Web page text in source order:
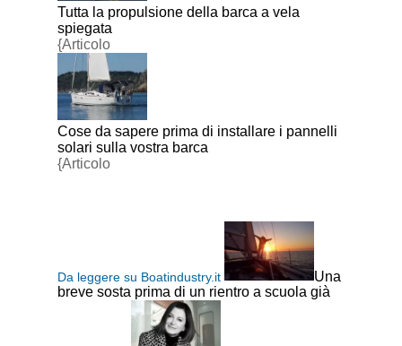
Tutta la propulsione della barca a vela
spiegata
{Articolo
Cose da sapere prima di installare i pannelli
solari sulla vostra barca
{Articolo
Da leggere su Boatindustry.it
Una
breve sosta prima di un rientro a scuola già